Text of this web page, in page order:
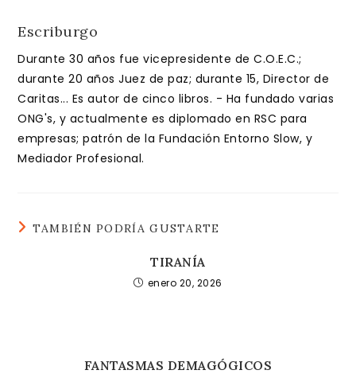
Escriburgo
Durante 30 años fue vicepresidente de C.O.E.C.;
durante 20 años Juez de paz; durante 15, Director de
Caritas... Es autor de cinco libros. - Ha fundado varias
ONG's, y actualmente es diplomado en RSC para
empresas; patrón de la Fundación Entorno Slow, y
Mediador Profesional.
TAMBIÉN PODRÍA GUSTARTE
TIRANÍA
enero 20, 2026
FANTASMAS DEMAGÓGICOS